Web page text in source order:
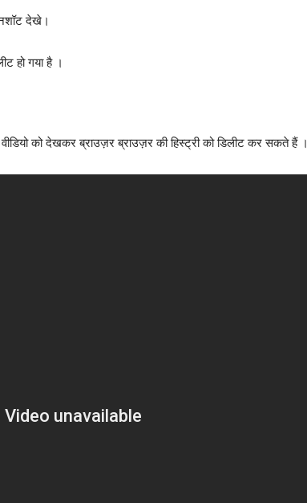
देखे।
हो गया है ।
को देखकर ब्राउज़र ब्राउज़र की हिस्ट्री को डिलीट कर सकते हैं ।